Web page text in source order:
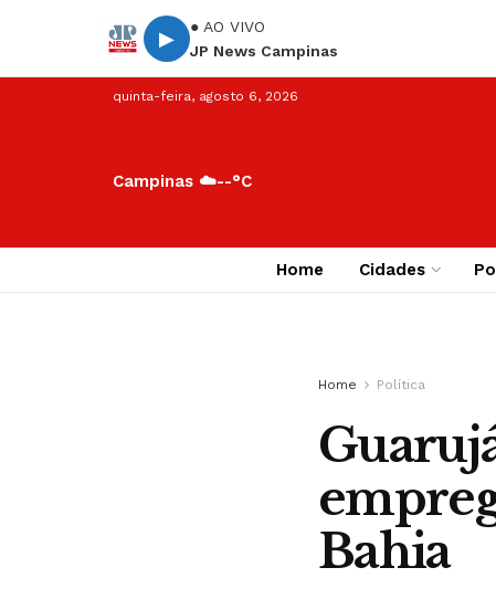
▶
● AO VIVO
JP News Campinas
quinta-feira, agosto 6, 2026
Campinas ☁️--°C
Home Cidades
Home Política
Bahia